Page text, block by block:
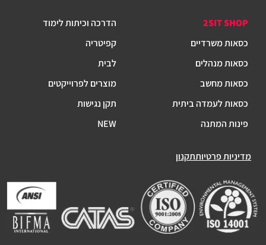
2SIT SHOP
כסאות משרדיים
כסאות מנהלים
כסאות מחשב
כסאות לעמדה ביתית
פינות המתנה
הדרכה וכיתות לימוד
קפיטריה
לבית
מוצרים לפרוייקטים
תקן נגישות
NEW
מדיניות פרטיותתקנון